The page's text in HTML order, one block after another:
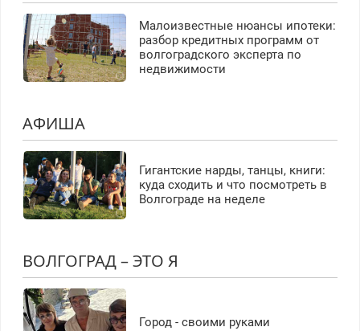
Малоизвестные нюансы ипотеки:
разбор кредитных программ от
волгоградского эксперта по
недвижимости
АФИША
Гигантские нарды, танцы, книги:
куда сходить и что посмотреть в
Волгограде на неделе
ВОЛГОГРАД – ЭТО Я
Город - своими руками